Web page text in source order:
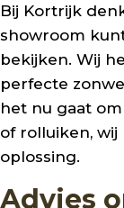
Bij Kortrijk
showroom
bekijken. Wij
perfecte
het nu gaat
of rolluiken,
oplossing.
Advies